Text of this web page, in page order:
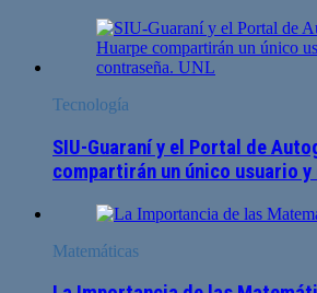
Tecnología
SIU-Guaraní y el Portal de
compartirán un único usuario
Matemáticas